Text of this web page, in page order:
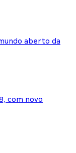
aberto da
com novo